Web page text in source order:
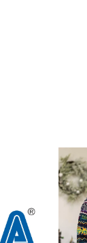
Connexion
produits à